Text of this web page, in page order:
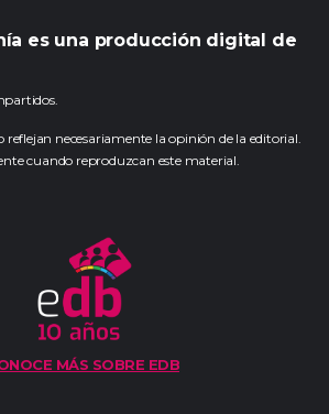
es una producción digital de
reflejan necesariamente la opinión de la editorial.
cuando reproduzcan este material.
MÁS SOBRE EDB